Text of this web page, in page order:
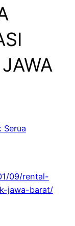
Serua
09/rental-
jawa-barat/